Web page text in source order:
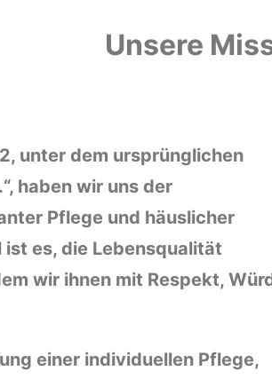
Unsere
unter dem ursprünglichen
haben wir uns der
Pflege und häuslicher
es, die Lebensqualität
wir ihnen mit Respekt,
einer individuellen Pflege,